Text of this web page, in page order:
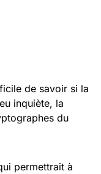
de savoir si la
inquiète, la
du
permettrait à